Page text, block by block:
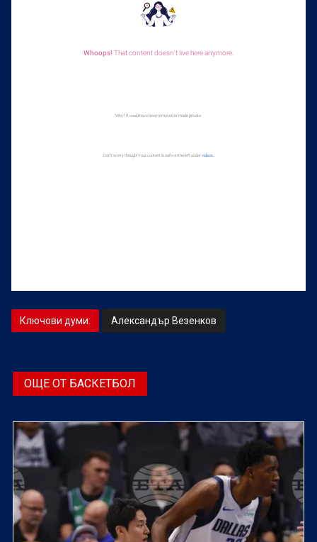
Ключови думи: Александър Везенков
ОЩЕ ОТ БАСКЕТБОЛ